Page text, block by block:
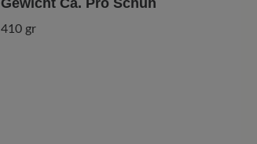
Gewicht Ca. Pro Schuh
410 gr